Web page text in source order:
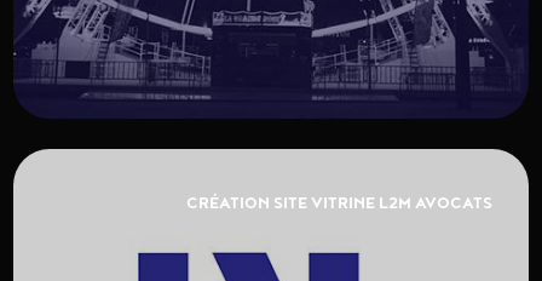
CRÉATION SITE VITRINE L2M AVOCATS